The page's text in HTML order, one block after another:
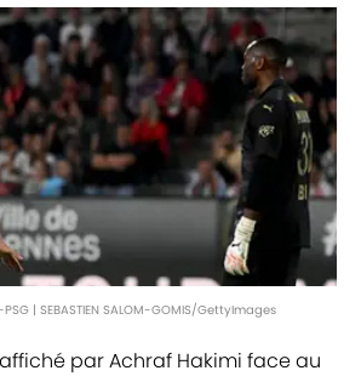
PSG | SEBASTIEN SALOM-GOMIS/GettyImages
par Achraf Hakimi face au